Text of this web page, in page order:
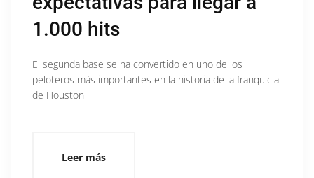
1.000 hits
El segunda base se ha convertido en uno de los
peloteros más importantes en la historia de la franquicia
de Houston
Leer más